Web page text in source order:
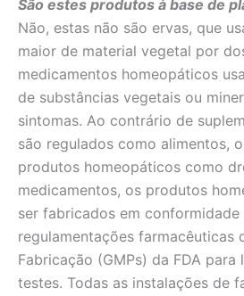
São estes produtos à base de
Não, estas não são ervas, que
maior de material vegetal por
medicamentos homeopáticos
de substâncias vegetais ou
sintomas. Ao contrário de
são regulados como alimentos,
produtos homeopáticos como
medicamentos, os produtos
ser fabricados em conformidade
regulamentações farmacêuticas
Fabricação (GMPs) da FDA
testes. Todas as instalações de